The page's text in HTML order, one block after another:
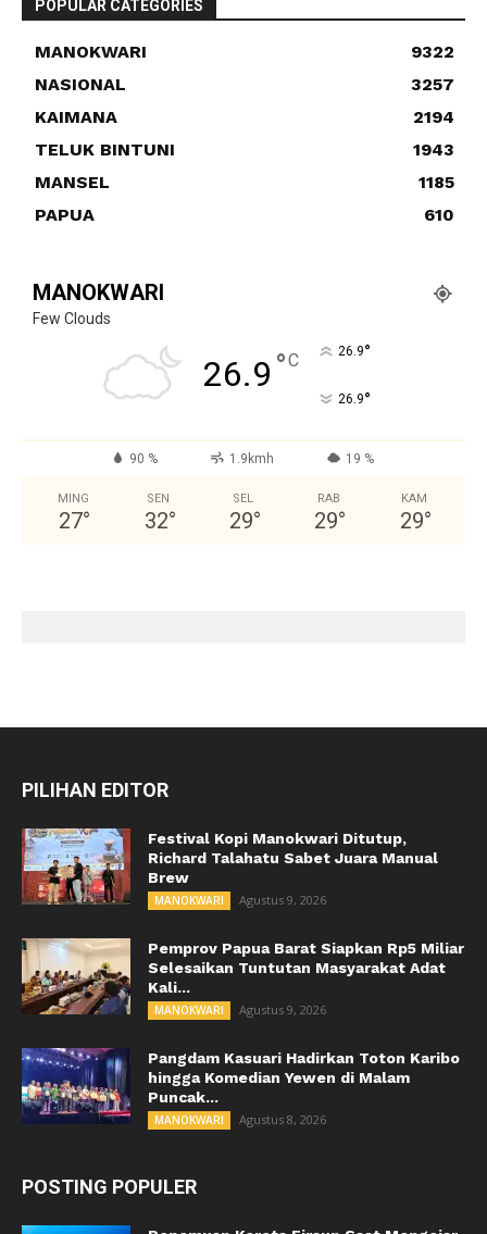
POPULAR CATEGORIES
MANOKWARI
9322
NASIONAL
3257
KAIMANA
2194
TELUK BINTUNI
1943
MANSEL
1185
PAPUA
610
MANOKWARI
Few Clouds
26.9 °C 26.9°
26.9°
90 % 1.9kmh 19 %
MING
27°
SEN
32°
SEL
29°
RAB
29°
KAM
29°
PILIHAN EDITOR
Festival Kopi Manokwari Ditutup,
Richard Talahatu Sabet Juara Manual
Brew
MANOKWARI Agustus 9, 2026
Pemprov Papua Barat Siapkan Rp5 Miliar
Selesaikan Tuntutan Masyarakat Adat
Kali...
MANOKWARI Agustus 9, 2026
Pangdam Kasuari Hadirkan Toton Karibo
hingga Komedian Yewen di Malam
Puncak...
MANOKWARI Agustus 8, 2026
POSTING POPULER